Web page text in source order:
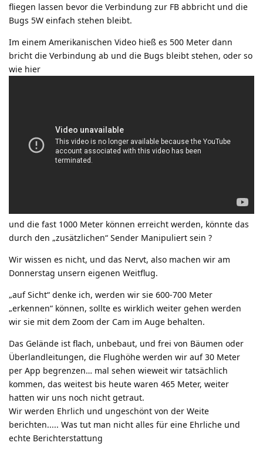
fliegen lassen bevor die Verbindung zur FB abbricht und die
Bugs 5W einfach stehen bleibt.
Im einem Amerikanischen Video hieß es 500 Meter dann
bricht die Verbindung ab und die Bugs bleibt stehen, oder so
wie hier
und die fast 1000 Meter können erreicht werden, könnte das
durch den „zusätzlichen“ Sender Manipuliert sein ?
Wir wissen es nicht, und das Nervt, also machen wir am
Donnerstag unsern eigenen Weitflug.
„auf Sicht“ denke ich, werden wir sie 600-700 Meter
„erkennen“ können, sollte es wirklich weiter gehen werden
wir sie mit dem Zoom der Cam im Auge behalten.
Das Gelände ist flach, unbebaut, und frei von Bäumen oder
Überlandleitungen, die Flughöhe werden wir auf 30 Meter
per App begrenzen… mal sehen wieweit wir tatsächlich
kommen, das weitest bis heute waren 465 Meter, weiter
hatten wir uns noch nicht getraut.
Wir werden Ehrlich und ungeschönt von der Weite
berichten..... Was tut man nicht alles für eine Ehrliche und
echte Berichterstattung